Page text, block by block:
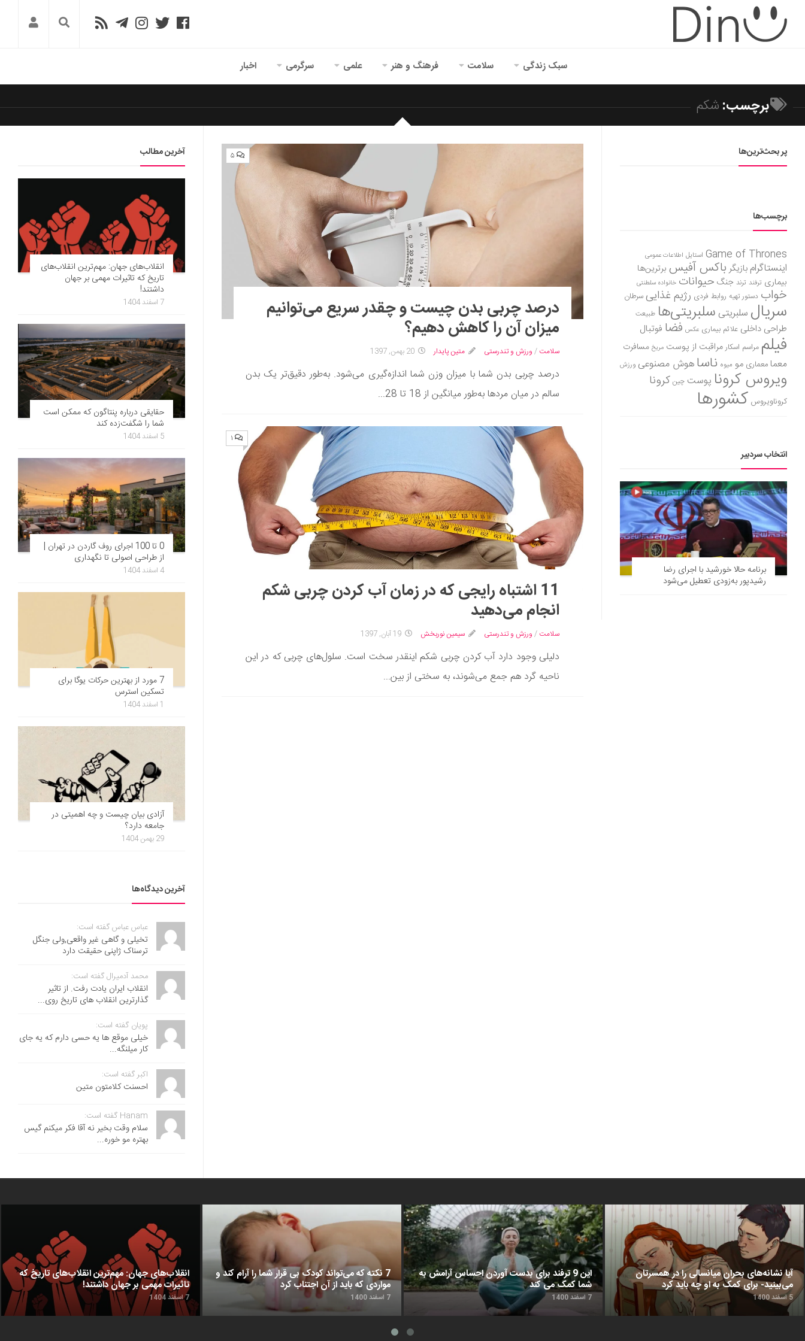
سبک زندگی سلامت فرهنگ و هنر علمی سرگرمی اخبار
برچسب:شکم
۵
درصد چربی بدن چیست و چقدر سریع می‌توانیم
میزان آن را کاهش دهیم؟
سلامت / ورزش و تندرستی متین پایدار 20 بهمن, 1397
درصد چربی بدن شما با میزان وزن شما اندازه‌گیری می‌شود. به‌طور دقیق‌تر یک بدن
سالم در میان مردها به‌طور میانگین از 18 تا 28...
۱
11 اشتباه رایجی که در زمان آب کردن چربی شکم
انجام می‌دهید
سلامت / ورزش و تندرستی سیمین نوربخش 19 آبان, 1397
دلیلی وجود دارد آب کردن چربی شکم اینقدر سخت است. سلول‌های چربی که در این
ناحیه گرد هم جمع می‌شوند، به سختی از بین...
پر بحث‌ترین‌ها
برچسب‌ها
Game of Thrones استایل اطلاعات عمومی
اینستاگرام بازیگر باکس آفیس برترین‌ها
بیماری ترفند ترند جنگ حیوانات خانواده سلطنتی
خواب دستور تهیه روابط فردی رژیم غذاییسرطان
سریال سلبریتی سلبریتی‌ها طبیعت
طراحی داخلی علائم بیماری عکس فضا فوتبال
فیلم مراسم اسکارمراقبت از پوست مریخ مسافرت
معمامعماری مو میوه ناساهوش مصنوعی ورزش
ویروس کرونا پوست چین کرونا
کروناویروس کشورها
انتخاب سردبیر
برنامه حالا خورشید با اجرای رضا
رشیدپور به‌زودی تعطیل می‌شود
آخرین مطالب
انقلاب‌های جهان: مهم‌ترین انقلاب‌های
تاریخ که تاثیرات مهمی بر جهان
داشتند!
7 اسفند 1404
حقایقی درباره پنتاگون که ممکن است
شما را شگفت‌زده کند
5 اسفند 1404
0 تا 100 اجرای روف گاردن در تهران |
از طراحی اصولی تا نگهداری
4 اسفند 1404
7 مورد از بهترین حرکات یوگا برای
تسکین استرس
1 اسفند 1404
آزادی بیان چیست و چه اهمیتی در
جامعه دارد؟
29 بهمن 1404
آخرین دیدگاه‌ها
عباس عباس گفته است:
تخیلی و گاهی غیر واقعی,ولی جنگل
ترسناک ژاپنی حقیقت دارد
محمد آدمیرال گفته است:
انقلاب ایران یادت رفت. از تاثیر
گذارترین انقلاب های تاریخ روی...
پویان گفته است:
خیلی موقع ها یه حسی دارم که یه جای
کار میلنگه...
اکبر گفته است:
احسنت ‌کلامتون متین
Hanam گفته است:
سلام وقت بخیر نه آقا فکر میکنم گیس
بهتره مو خوره...
انقلاب‌های جهان: مهم‌ترین انقلاب‌های تاریخ که
تاثیرات مهمی بر جهان داشتند!
7 اسفند 1404
7 نکته که می‌تواند کودک بی قرار شما را آرام کند و
مواردی که باید از آن اجتناب کرد
7 اسفند 1400
این 9 ترفند برای بدست آوردن احساس آرامش به
شما کمک می‌ کند
7 اسفند 1400
آیا نشانه‌های بحران میانسالی را در همسرتان
می‌بینید- برای کمک به او چه باید کرد
5 اسفند 1400